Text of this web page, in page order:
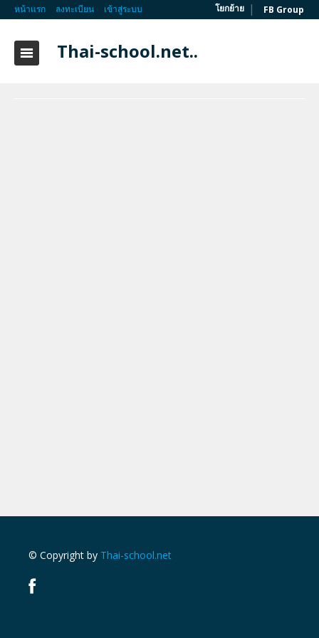
หน้าแรก ลงทะเบียน เข้าสู่ระบบ โยกย้าย | FB Group
Thai-school.net..
© Copyright by Thai-school.net